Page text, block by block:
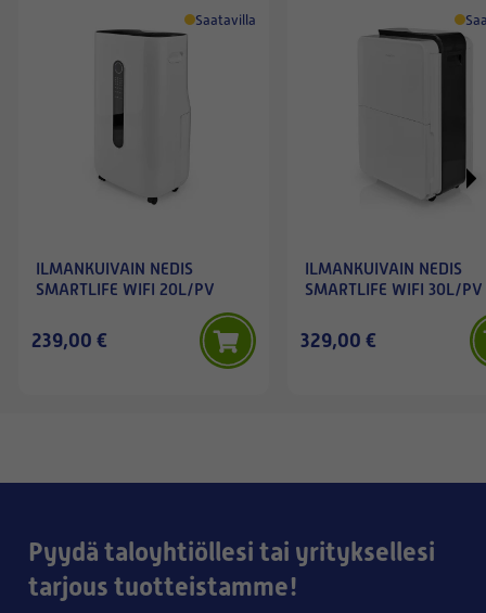
Saatavilla
ILMANKUIVAIN NEDIS
SMARTLIFE WIFI 20L/PV
239,00 €
ILMANKUIVAIN NEDIS
SMARTLIFE WIFI 30L/PV
329,00 €
Pyydä taloyhtiöllesi tai yrityksellesi
tarjous tuotteistamme!